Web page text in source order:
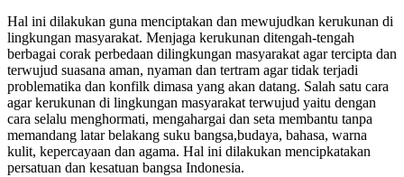
Hal ini dilakukan guna menciptakan dan mewujudkan kerukunan di
lingkungan masyarakat. Menjaga kerukunan ditengah-tengah
berbagai corak perbedaan dilingkungan masyarakat agar tercipta dan
terwujud suasana aman, nyaman dan tertram agar tidak terjadi
problematika dan konfilk dimasa yang akan datang. Salah satu cara
agar kerukunan di lingkungan masyarakat terwujud yaitu dengan
cara selalu menghormati, mengahargai dan seta membantu tanpa
memandang latar belakang suku bangsa,budaya, bahasa, warna
kulit, kepercayaan dan agama. Hal ini dilakukan mencipkatakan
persatuan dan kesatuan bangsa Indonesia.